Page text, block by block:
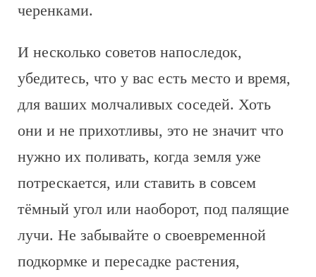
черенками.
И несколько советов напоследок,
убедитесь, что у вас есть место и время,
для ваших молчаливых соседей. Хоть
они и не прихотливы, это не значит что
нужно их поливать, когда земля уже
потрескается, или ставить в совсем
тёмный угол или наоборот, под палящие
лучи. Не забывайте о своевременной
подкормке и пересадке растения,